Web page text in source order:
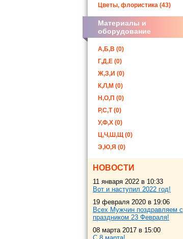
Цветы, флористика (43)
Материалы и
оборудование
А,Б,В (0)
Г,Д,Е (0)
Ж,З,И (0)
К,Л,М (0)
Н,О,П (0)
Р,С,Т (0)
У,Ф,Х (0)
Ц,Ч,Ш,Щ (0)
Э,Ю,Я (0)
НОВОСТИ
11 января 2022 в 10:33
Вот и наступил 2022 год!
19 февраля 2020 в 19:06
Всех Мужчин поздравляем с
праздником 23 Февраля!
08 марта 2017 в 15:00